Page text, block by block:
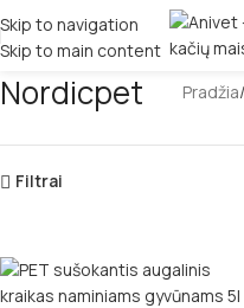
Skip to navigation
Skip to main content
Nordicpet Pradžia
Filtrai